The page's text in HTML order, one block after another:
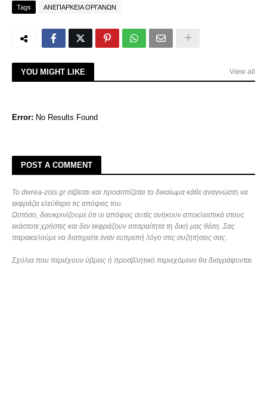
Tags ΑΝΕΠΑΡΚΕΙΑ ΟΡΓΑΝΩΝ
YOU MIGHT LIKE View all
Error: No Results Found
POST A COMMENT
Το dwrea-zois.gr σέβεται και προασπίζεται το δικαίωμα κάθε αναγνώστη να
εκφράζει ελεύθερα τις απόψεις του.
Ωστόσο, διευκρινίζουμε ότι οι απόψεις αυτές ανήκουν αποκλειστικά στους
εκάστοτε χρήστες και δεν εκφράζουν απαραίτητα τη δική μας θέση. Σας
παρακαλούμε να διατηρείτε έναν ευπρεπή λόγο στις συζητήσεις σας.
Σχόλια που περιέχουν ύβρεις ή προσβλητικό περιεχόμενο θα διαγράφονται.